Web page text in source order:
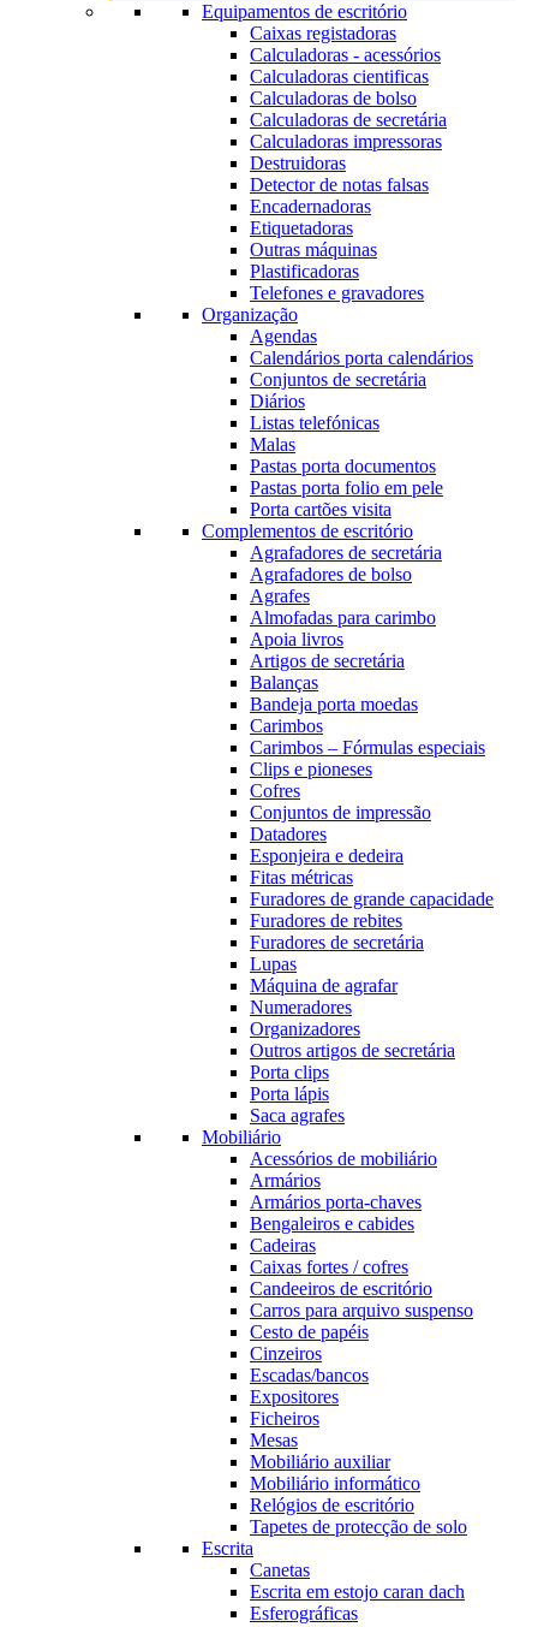
Equipamentos de escritório
Caixas registadoras
Calculadoras - acessórios
Calculadoras cientificas
Calculadoras de bolso
Calculadoras de secretária
Calculadoras impressoras
Destruidoras
Detector de notas falsas
Encadernadoras
Etiquetadoras
Outras máquinas
Plastificadoras
Telefones e gravadores
Organização
Agendas
Calendários porta calendários
Conjuntos de secretária
Diários
Listas telefónicas
Malas
Pastas porta documentos
Pastas porta folio em pele
Porta cartões visita
Complementos de escritório
Agrafadores de secretária
Agrafadores de bolso
Agrafes
Almofadas para carimbo
Apoia livros
Artigos de secretária
Balanças
Bandeja porta moedas
Carimbos
Carimbos – Fórmulas especiais
Clips e pioneses
Cofres
Conjuntos de impressão
Datadores
Esponjeira e dedeira
Fitas métricas
Furadores de grande capacidade
Furadores de rebites
Furadores de secretária
Lupas
Máquina de agrafar
Numeradores
Organizadores
Outros artigos de secretária
Porta clips
Porta lápis
Saca agrafes
Mobiliário
Acessórios de mobiliário
Armários
Armários porta-chaves
Bengaleiros e cabides
Cadeiras
Caixas fortes / cofres
Candeeiros de escritório
Carros para arquivo suspenso
Cesto de papéis
Cinzeiros
Escadas/bancos
Expositores
Ficheiros
Mesas
Mobiliário auxiliar
Mobiliário informático
Relógios de escritório
Tapetes de protecção de solo
Escrita
Canetas
Escrita em estojo caran dach
Esferográficas